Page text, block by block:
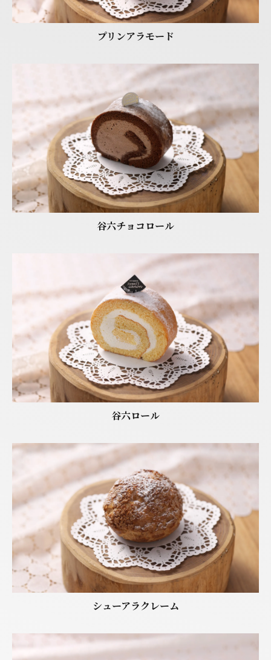
プリンアラモード
谷六チョコロール
谷六ロール
シューアラクレーム